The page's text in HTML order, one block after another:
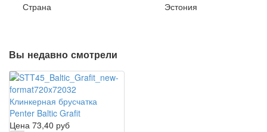
Страна
Эстония
Вы недавно смотрели
Клинкерная брусчатка
Penter Baltic Grafit
Цена 73,40 руб